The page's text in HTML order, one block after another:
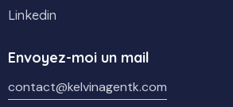
Envoyez-moi un mail
contact@kelvinagentk.com
Linkedin